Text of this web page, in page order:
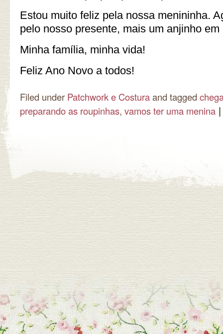
Estou muito feliz pela nossa menininha.
pelo nosso presente, mais um anjinho
Minha família, minha vida!
Feliz Ano Novo a todos!
Filed under Patchwork e Costuraand tagged
preparando as roupinhas, vamos ter uma menina |